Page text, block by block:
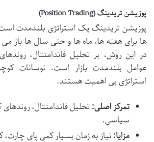
پوزیشن تریدینگ (Position Trading)
پوزیشن تریدینگ یک استراتژی بلندمدت
ها برای هفته ها، ماه ها و حتی سال ها باز
در این روش، بر تحلیل فاندامنتال،
عوامل بلندمدت بازار است. نوسانات
استراتژی بی اهمیت هستند.
تمرکز اصلی:تحلیل فاندامنتال،
سیاسی.
مزایا: نیاز به زمان بسیار کمی پای چارت،